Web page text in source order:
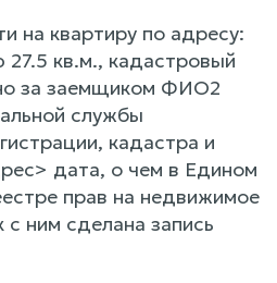
на квартиру по адресу:
кв.м., кадастровый
за заемщиком ФИО2
службы
кадастра и
дата, о чем в Едином
прав на недвижимое
ним сделана запись